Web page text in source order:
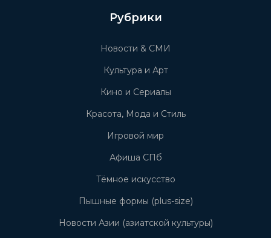
Рубрики
Новости & СМИ
Культура и Арт
Кино и Сериалы
Красота, Мода и Стиль
Игровой мир
Афиша СПб
Тёмное искусство
Пышные формы (plus-size)
Новости Азии (азиатской культуры)